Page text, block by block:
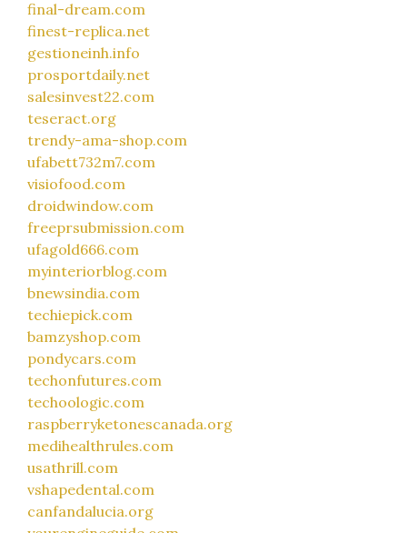
final-dream.com
finest-replica.net
gestioneinh.info
prosportdaily.net
salesinvest22.com
teseract.org
trendy-ama-shop.com
ufabett732m7.com
visiofood.com
droidwindow.com
freeprsubmission.com
ufagold666.com
myinteriorblog.com
bnewsindia.com
techiepick.com
bamzyshop.com
pondycars.com
techonfutures.com
techoologic.com
raspberryketonescanada.org
medihealthrules.com
usathrill.com
vshapedental.com
canfandalucia.org